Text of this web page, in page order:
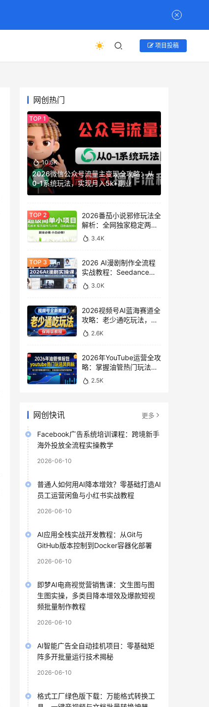
项目投稿
网创热门
10.5K
2026微信公众号流量主变现全攻略：从
0-1系统玩法，实现月入5k+副业
2026番茄小说邪修玩法全
解析：全网独家稳定两年
老项目，助你日赚
500+稿费收益
3.4K
2026 AI漫剧制作全流程
实战教程：Seedance
2.0即梦视频生成与小说
授权教学
3.0K
2026视频号AI蓝海赛道全
攻略：老少通吃玩法，零
基础保姆级副业增收教程
2.6K
2026年YouTube运营全攻
略：掌握油管热门玩法风
向标，实现流量变现双重
突破
2.5K
网创快讯 更多
Facebook广告系统培训课程：跨境新手
海外投放全流程实操教学
2026-06-10
普通人如何用AI降本增效？零基础打造AI
员工运营闲鱼与小红书实战教程
2026-06-10
AI应用全栈实战开发教程：从Git与
GitHub版本控制到Docker容器化部署
2026-06-10
即梦AI电商视觉营销售课：文生图与图
生图实操，多类目降本增效及爆款短视
频批量制作教程
2026-06-10
AI智能广告全自动挂机项目：零基础矩
阵多开批量运行技术揭秘
2026-06-10
格式工厂绿色版下载：万能格式转换工